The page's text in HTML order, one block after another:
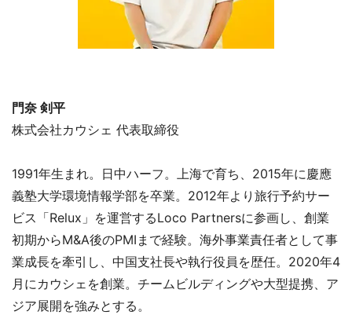
門奈 剣平
株式会社カウシェ 代表取締役
1991年生まれ。日中ハーフ。上海で育ち、2015年に慶應
義塾大学環境情報学部を卒業。2012年より旅行予約サー
ビス「Relux」を運営するLoco Partnersに参画し、創業
初期からM&A後のPMIまで経験。海外事業責任者として事
業成長を牽引し、中国支社長や執行役員を歴任。2020年4
月にカウシェを創業。チームビルディングや大型提携、ア
ジア展開を強みとする。